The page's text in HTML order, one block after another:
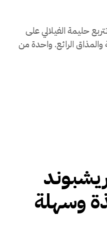
تتربع حليمة الفيلالي على
الرائع. واحدة من
وسهلة